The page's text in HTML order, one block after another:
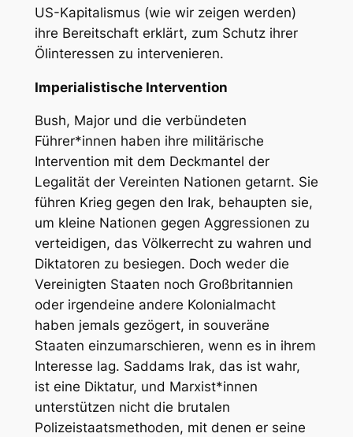
US-Kapitalismus (wie wir zeigen werden)
ihre Bereitschaft erklärt, zum Schutz ihrer
Ölinteressen zu intervenieren.
Imperialistische Intervention
Bush, Major und die verbündeten
Führer*innen haben ihre militärische
Intervention mit dem Deckmantel der
Legalität der Vereinten Nationen getarnt. Sie
führen Krieg gegen den Irak, behaupten sie,
um kleine Nationen gegen Aggressionen zu
verteidigen, das Völkerrecht zu wahren und
Diktatoren zu besiegen. Doch weder die
Vereinigten Staaten noch Großbritannien
oder irgendeine andere Kolonialmacht
haben jemals gezögert, in souveräne
Staaten einzumarschieren, wenn es in ihrem
Interesse lag. Saddams Irak, das ist wahr,
ist eine Diktatur, und Marxist*innen
unterstützen nicht die brutalen
Polizeistaatsmethoden, mit denen er seine